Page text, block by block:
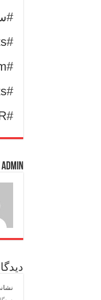
#HumanRights
#WomanLifeFreedom
#IRGCterrorists
#NoDealWithIR